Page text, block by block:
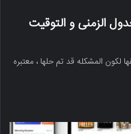
الزمنی و التوقیت
لکون المشکله قد تم حلها ، معتبره